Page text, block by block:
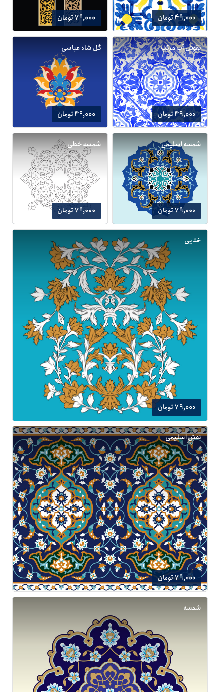
49,000 تومان 79,000 تومان
نقوش آب مرکب
49,000 تومان
گل شاه عباسی
49,000 تومان
شمسه اسلیمی
79,000 تومان
شمسه خطی
79,000 تومان
ختایی
79,000 تومان
نقش اسلیمی
79,000 تومان
شمسه